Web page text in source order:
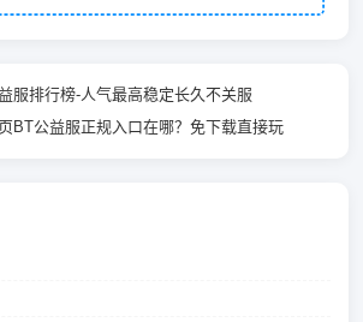
服排行榜-人气最高稳定长久不关服
BT公益服正规入口在哪？免下载直接玩